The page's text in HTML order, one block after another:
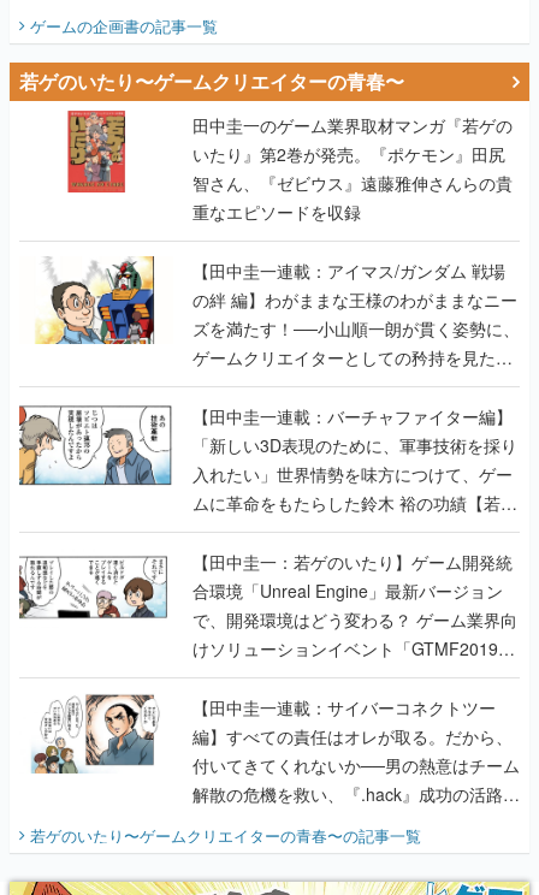
ビュー】
ゲームの企画書の記事一覧
若ゲのいたり〜ゲームクリエイターの青春〜
田中圭一のゲーム業界取材マンガ『若ゲの
いたり』第2巻が発売。『ポケモン』田尻
智さん、『ゼビウス』遠藤雅伸さんらの貴
重なエピソードを収録
【田中圭一連載：アイマス/ガンダム 戦場
の絆 編】わがままな王様のわがままなニー
ズを満たす！──小山順一朗が貫く姿勢に、
ゲームクリエイターとしての矜持を見た
【若ゲのいたり最終回】
【田中圭一連載：バーチャファイター編】
「新しい3D表現のために、軍事技術を採り
入れたい」世界情勢を味方につけて、ゲー
ムに革命をもたらした鈴木 裕の功績【若ゲ
のいたり】
【田中圭一：若ゲのいたり】ゲーム開発統
合環境「Unreal Engine」最新バージョン
で、開発環境はどう変わる？ ゲーム業界向
けソリューションイベント「GTMF2019」
に行って、より理解を深めよう【PR】
【田中圭一連載：サイバーコネクトツー
編】すべての責任はオレが取る。だから、
付いてきてくれないか──男の熱意はチーム
解散の危機を救い、『.hack』成功の活路を
開く。業界の快男児・松山 洋に流れる血は
『少年ジャンプ』色だった【若ゲのいた
り】
若ゲのいたり〜ゲームクリエイターの青春〜の記事一覧